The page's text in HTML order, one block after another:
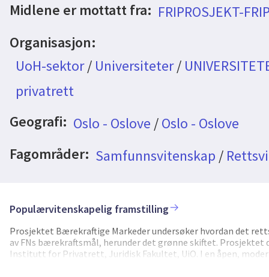
Midlene er mottatt fra: FRIPROSJEKT-
Organisasjon:
UoH-sektor/ Universiteter/
privatrett
Geografi: Oslo - Oslove /Oslo - Oslove
Fagområder: Samfunnsvitenskap /
Populærvitenskapelig framstilling
Prosjektet Bærekraftige Markeder undersøker hvordan det
av FNs bærekraftsmål, herunder det grønne skiftet. Prosjektet
Institutt for Privatrett, Juridisk Fakultet, UiO. I en åpen,